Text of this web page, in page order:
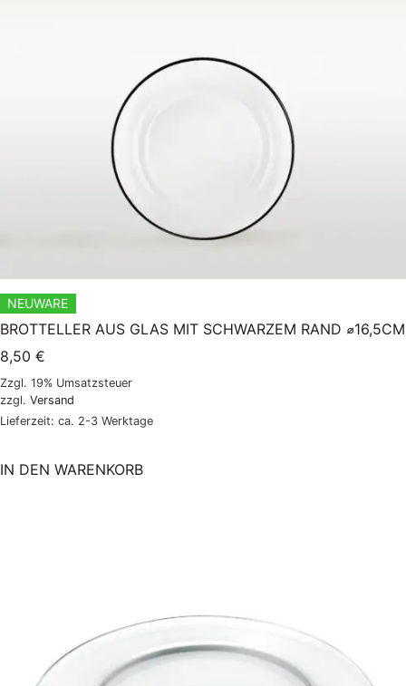
NEUWARE
BROTTELLER AUS GLAS MIT SCHWARZEM RAND ⌀16,5CM
8,50 €
Zzgl. 19% Umsatzsteuer
zzgl. Versand
Lieferzeit: ca. 2-3 Werktage
IN DEN WARENKORB